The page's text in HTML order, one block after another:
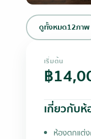
+9ดูทั้งหมด12ภาพ
เริ่มต้น
฿
เกี่ยวกับ
ห้องตกแต่